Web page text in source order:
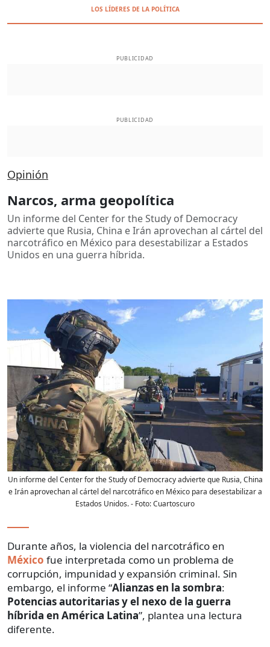
LOS LÍDERES DE LA POLÍTICA
PUBLICIDAD
PUBLICIDAD
Opinión
Narcos, arma geopolítica
Un informe del Center for the Study of Democracy
advierte que Rusia, China e Irán aprovechan al cártel del
narcotráfico en México para desestabilizar a Estados
Unidos en una guerra híbrida.
Un informe del Center for the Study of Democracy advierte que Rusia, China
e Irán aprovechan al cártel del narcotráfico en México para desestabilizar a
Estados Unidos.- Foto:Cuartoscuro
Durante años, la violencia del narcotráfico en
México fue interpretada como un problema de
corrupción, impunidad y expansión criminal. Sin
embargo, el informe “Alianzas en la sombra:
Potencias autoritarias y el nexo de la guerra
híbrida en América Latina”, plantea una lectura
diferente.